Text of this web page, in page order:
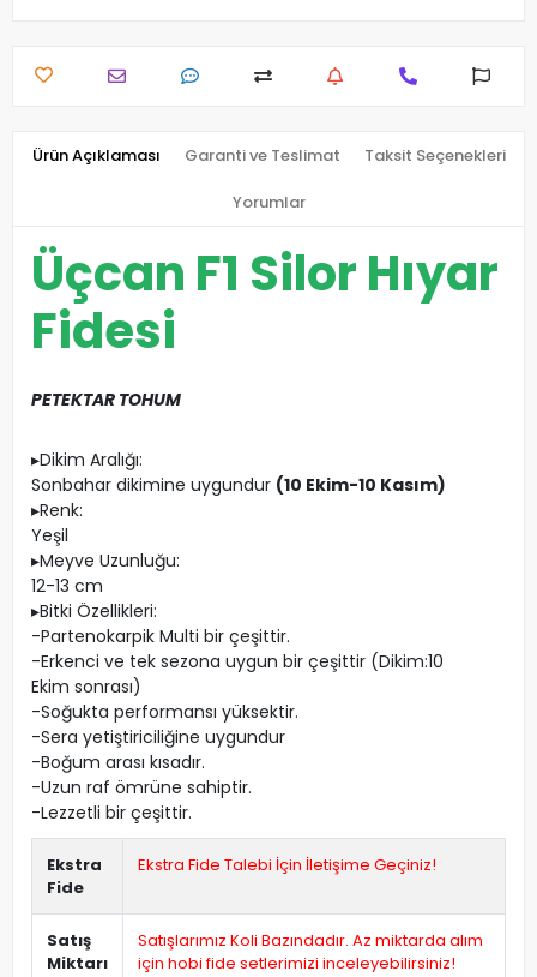
Ürün Açıklaması Garanti ve Teslimat Taksit Seçenekleri
Yorumlar
Üçcan F1 Silor Hıyar
Fidesi
PETEKTAR TOHUM
▸Dikim Aralığı:
Sonbahar dikimine uygundur (10 Ekim-10 Kasım)
▸Renk:
Yeşil
▸Meyve Uzunluğu:
12-13 cm
▸Bitki Özellikleri:
-Partenokarpik Multi bir çeşittir.
-Erkenci ve tek sezona uygun bir çeşittir (Dikim:10
Ekim sonrası)
-Soğukta performansı yüksektir.
-Sera yetiştiriciliğine uygundur
-Boğum arası kısadır.
-Uzun raf ömrüne sahiptir.
-Lezzetli bir çeşittir.
Ekstra
Fide
Ekstra Fide Talebi İçin İletişime Geçiniz!
Satış
Miktarı
Satışlarımız Koli Bazındadır. Az miktarda alım
için hobi fide setlerimizi inceleyebilirsiniz!